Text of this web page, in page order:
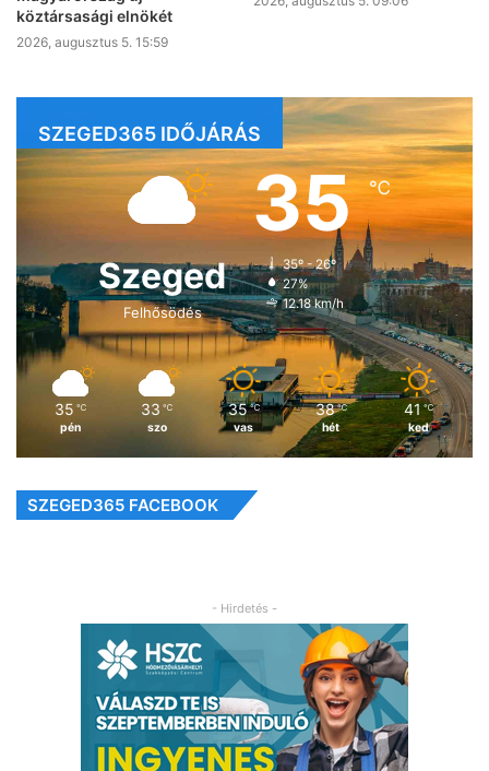
köztársasági elnökét
2026, augusztus 5. 15:59
SZEGED365 IDŐJÁRÁS
Szeged
Felhősödés
35℃
35º - 26º
27%
12.18 km/h
35 ℃
pén
33 ℃
szo
35 ℃
vas
38 ℃
hét
41 ℃
ked
SZEGED365 FACEBOOK
- Hirdetés -